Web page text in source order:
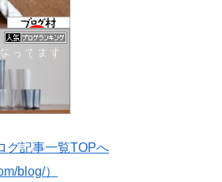
グ記事一覧TOPへ
blog/）